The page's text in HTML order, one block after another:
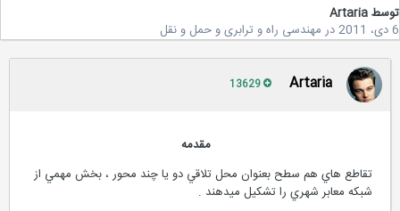
Artaria
درمهندسی راه و ترابری و حمل و نقل
Artaria
مقدمه
تقاطع هاي هم سطح بعنوان محل تلاقي دو يا چند محور ، بخش مهمي از
شبكه معابر شهري را تشكيل ميدهند .